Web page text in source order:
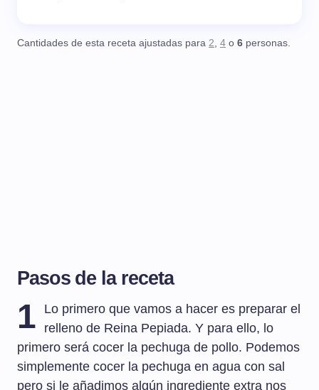
Cantidades de esta receta ajustadas para 2, 4 o 6 personas.
Pasos de la receta
1
Lo primero que vamos a hacer es preparar el
relleno de Reina Pepiada. Y para ello, lo
primero será cocer la pechuga de pollo. Podemos
simplemente cocer la pechuga en agua con sal
pero si le añadimos algún ingrediente extra nos